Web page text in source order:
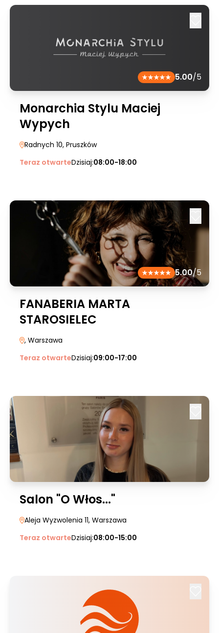
5.00/5
Monarchia Stylu Maciej
Wypych
Radnych 10, Pruszków
Teraz otwarteDzisiaj:08:00-18:00
5.00/5
FANABERIA MARTA
STAROSIELEC
, Warszawa
Teraz otwarteDzisiaj:09:00-17:00
Salon "O Włos..."
Aleja Wyzwolenia 11, Warszawa
Teraz otwarteDzisiaj:08:00-15:00